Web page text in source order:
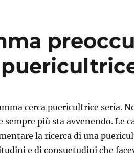
cerca puericultrice seria.
sempre più sta avvenendo. Le
la ricerca di una
e di consuetudini che